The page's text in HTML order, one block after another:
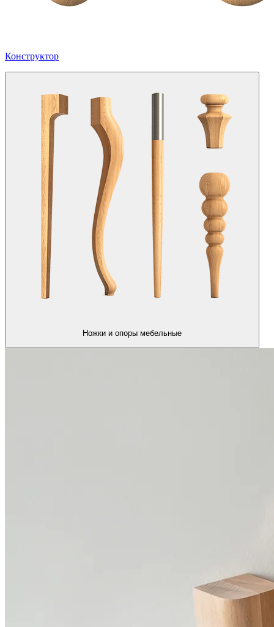
Конструктор
Ножки и опоры мебельные